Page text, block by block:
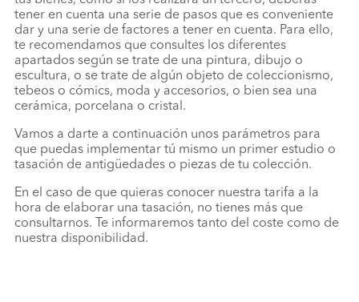
tener en cuenta una serie de pasos que es conveniente
dar y una serie de factores a tener en cuenta. Para ello,
te recomendamos que consultes los diferentes
apartados según se trate de una pintura, dibujo o
escultura, o se trate de algún objeto de coleccionismo,
tebeos o cómics, moda y accesorios, o bien sea una
cerámica, porcelana o cristal.
Vamos a darte a continuación unos parámetros para
que puedas implementar tú mismo un primer estudio o
tasación de antigüedades o piezas de tu colección.
En el caso de que quieras conocer nuestra tarifa a la
hora de elaborar una tasación, no tienes más que
consultarnos. Te informaremos tanto del coste como de
nuestra disponibilidad.